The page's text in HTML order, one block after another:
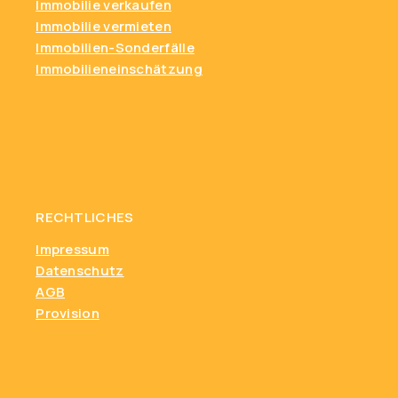
RECHTLICHES
Impressum
Datenschutz
AGB
Provision
Immobilie verkaufen
Immobilie vermieten
Immobilien-Sonderfälle
Immobilieneinschätzung